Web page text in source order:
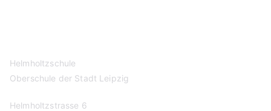
Helmholtzschule
Oberschule der Stadt Leipzig
Helmholtzstrasse 6